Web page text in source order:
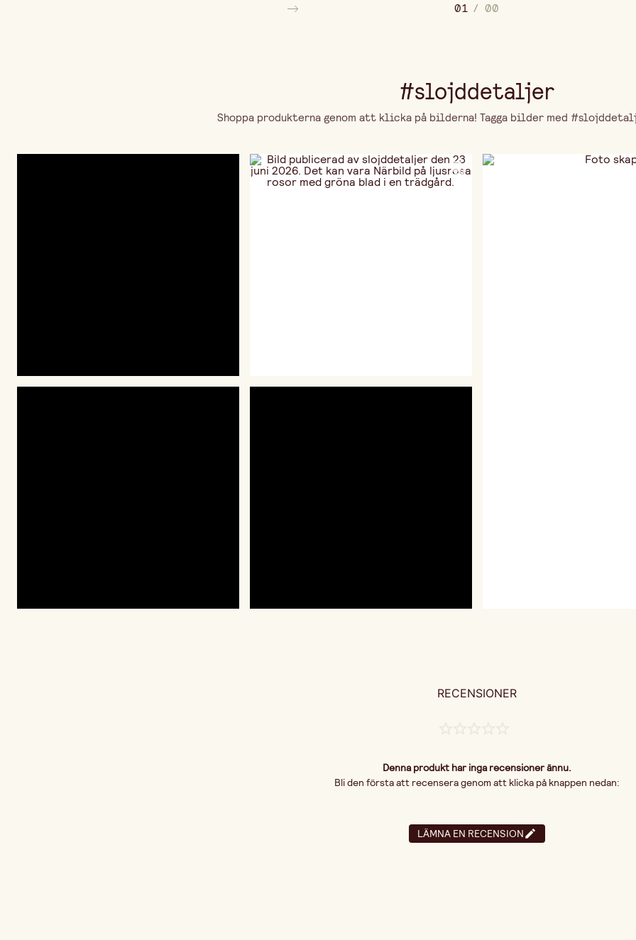
01 / 00
#slojddetaljer
Shoppa produkterna genom att klicka på bilderna! Tagga bilder med
RECENSIONER
Denna produkt har inga recensioner ännu.
Bli den första att recensera genom att klicka på knappen nedan:
LÄMNA EN RECENSION